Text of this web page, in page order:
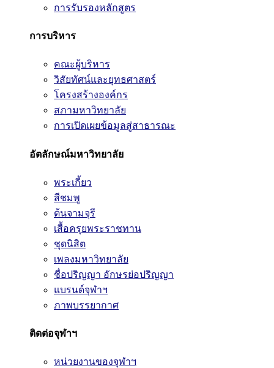
การรับรองหลักสูตร
การบริหาร
คณะผู้บริหาร
วิสัยทัศน์และยุทธศาสตร์
โครงสร้างองค์กร
สภามหาวิทยาลัย
การเปิดเผยข้อมูลสู่สาธารณะ
อัตลักษณ์มหาวิทยาลัย
พระเกี้ยว
สีชมพู
ต้นจามจุรี
เสื้อครุยพระราชทาน
ชุดนิสิต
เพลงมหาวิทยาลัย
ชื่อปริญญา อักษรย่อปริญญา
แบรนด์จุฬาฯ
ภาพบรรยากาศ
ติดต่อจุฬาฯ
หน่วยงานของจุฬาฯ